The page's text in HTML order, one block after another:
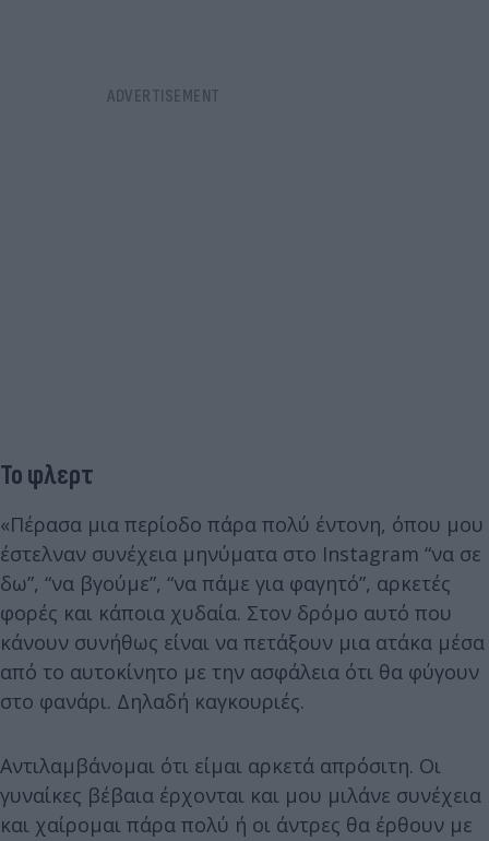
Το φλερτ
«Πέρασα μια περίοδο πάρα πολύ έντονη, όπου μου
έστελναν συνέχεια μηνύματα στο Instagram “να σε
δω”, “να βγούμε”, “να πάμε για φαγητό”, αρκετές
φορές και κάποια χυδαία. Στον δρόμο αυτό που
κάνουν συνήθως είναι να πετάξουν μια ατάκα μέσα
από το αυτοκίνητο με την ασφάλεια ότι θα φύγουν
στο φανάρι. Δηλαδή καγκουριές.
Αντιλαμβάνομαι ότι είμαι αρκετά απρόσιτη. Οι
γυναίκες βέβαια έρχονται και μου μιλάνε συνέχεια
και χαίρομαι πάρα πολύ ή οι άντρες θα έρθουν με